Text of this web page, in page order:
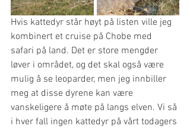
Hvis kattedyr står høyt på listen ville jeg
kombinert et cruise på Chobe med
safari på land. Det er store mengder
løver i området, og det skal også være
mulig å se leoparder, men jeg innbiller
meg at disse dyrene kan være
vanskeligere å møte på langs elven. Vi så
i hver fall ingen kattedyr på vårt todagers